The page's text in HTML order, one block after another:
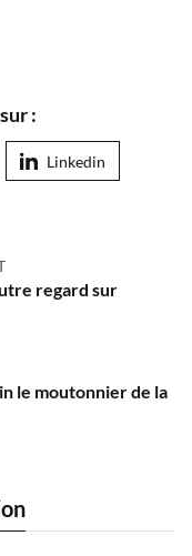
:
Linkedin
regard sur
le moutonnier de la